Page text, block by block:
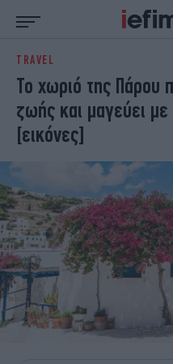
ΕΙΔΗΣΕΙΣ
NON PAPER
ΟΙΚΟΝΟΜΙΑ
ΠΟΛΙΤΙΣΜΟΣ
ΠΟΛΗ
ΕΚΛΟΓΕΣ
ΤΕΧΝΟΛΟΓΙΑ
DESIGN
EURO
PODCAST
TRAVEL
Το χωριό της Πάρου
ζωής και μαγεύει
[εικόνες]